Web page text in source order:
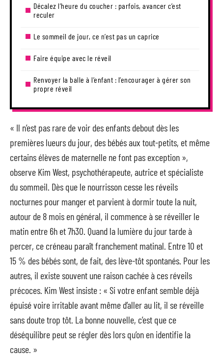
Décalez l’heure du coucher : parfois, avancer c’est
reculer
Le sommeil de jour, ce n’est pas un caprice
Faire équipe avec le réveil
Renvoyer la balle à l’enfant : l’encourager à gérer son
propre réveil
« Il n’est pas rare de voir des enfants debout dès les
premières lueurs du jour, des bébés aux tout-petits, et même
certains élèves de maternelle ne font pas exception »,
observe Kim West, psychothérapeute, autrice et spécialiste
du sommeil. Dès que le nourrisson cesse les réveils
nocturnes pour manger et parvient à dormir toute la nuit,
autour de 8 mois en général, il commence à se réveiller le
matin entre 6h et 7h30. Quand la lumière du jour tarde à
percer, ce créneau paraît franchement matinal. Entre 10 et
15 % des bébés sont, de fait, des lève-tôt spontanés. Pour les
autres, il existe souvent une raison cachée à ces réveils
précoces. Kim West insiste : « Si votre enfant semble déjà
épuisé voire irritable avant même d’aller au lit, il se réveille
sans doute trop tôt. La bonne nouvelle, c’est que ce
déséquilibre peut se régler dès lors qu’on en identifie la
cause. »